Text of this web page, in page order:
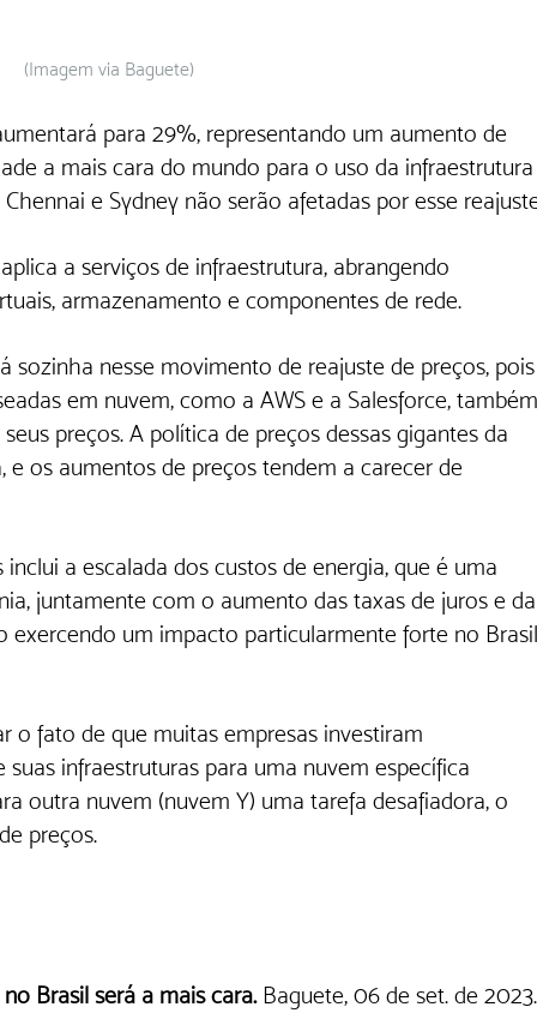
(Imagem via Baguete)
para 29%, representando um aumento de
a mais cara do mundo para o uso da
e Sydney não serão afetadas por esse
a serviços de infraestrutura, abrangendo
armazenamento e componentes de rede.
sozinha nesse movimento de reajuste de preços,
em nuvem, como a AWS e a Salesforce,
preços. A política de preços dessas gigantes da
os aumentos de preços tendem a carecer de
a escalada dos custos de energia, que é uma
juntamente com o aumento das taxas de juros e
exercendo um impacto particularmente forte no
o fato de que muitas empresas investiram
infraestruturas para uma nuvem específica
outra nuvem (nuvem Y) uma tarefa desafiadora, o
preços.
Brasil será a mais cara. Baguete, 06 de set. de